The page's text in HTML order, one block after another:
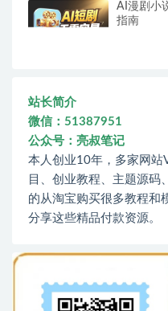
AI漫剧小
指南
站长简介
微信：51387951
公众号：亮叔笔记
本人创业10年，多家网站
目、创业教程、主题源码
的从淘宝购买很多教程和
分享这些精品付款资源。